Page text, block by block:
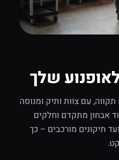
שלך
עם צוות ותיק ומנוסה
אבחון מתקדם וחלקים
תיקונים מורכבים – כך